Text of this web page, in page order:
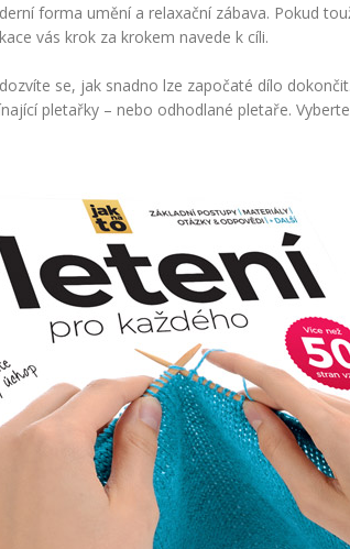
forma umění a relaxační zábava. Pokud
vás krok za krokem navede k cíli.
se, jak snadno lze započaté dílo
pletařky – nebo odhodlané pletaře.